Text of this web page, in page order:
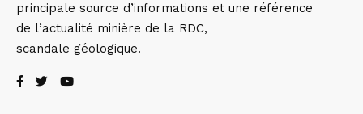
principale source d’informations et une référence
de l’actualité minière de la RDC,
scandale géologique.